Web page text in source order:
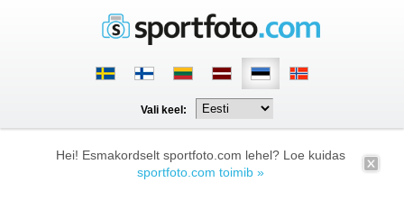
Vali keel:
Hei! Esmakordselt sportfoto.com lehel? Loe kuidas
sportfoto.com toimib »